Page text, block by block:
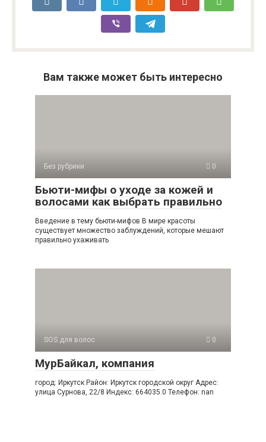
Вам также может быть интересно
Без рубрики 0
Бьюти-мифы о уходе за кожей и
волосами как выбрать правильно
Введение в тему бьюти-мифов В мире красоты
существует множество заблуждений, которые мешают
правильно ухаживать
SOS для волос 0
МурБайкал, компания
город: Иркутск Район: Иркутск городской округ Адрес:
улица Сурнова, 22/8 Индекс: 664035.0 Телефон: nan